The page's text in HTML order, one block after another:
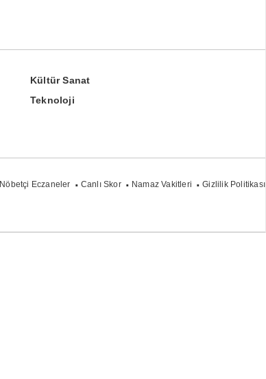
Kültür Sanat
Teknoloji
Nöbetçi Eczaneler Canlı Skor Namaz Vakitleri Gizlilik Politikası